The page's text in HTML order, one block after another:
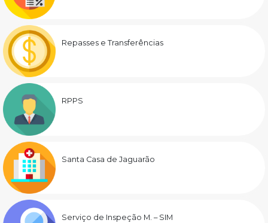
Repasses e Transferências
RPPS
Santa Casa de Jaguarão
Serviço de Inspeção M. – SIM